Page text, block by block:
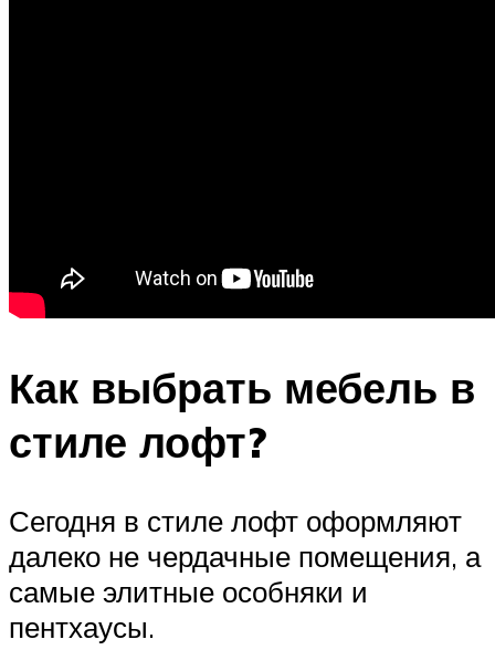
Как выбрать мебель в
стиле лофт?
Сегодня в стиле лофт оформляют
далеко не чердачные помещения, а
самые элитные особняки и
пентхаусы.